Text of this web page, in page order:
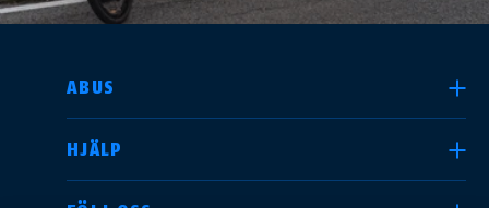
ABUS
HJÄLP
SELECT COUNTRY